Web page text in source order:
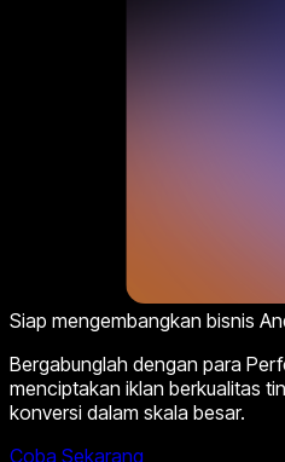
Siap mengembangkan bisnis
Bergabunglah dengan para
menciptakan iklan berkualitas
konversi dalam skala besar.
Coba Sekarang